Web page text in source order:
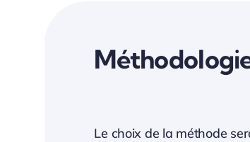
Le choix de la méthode